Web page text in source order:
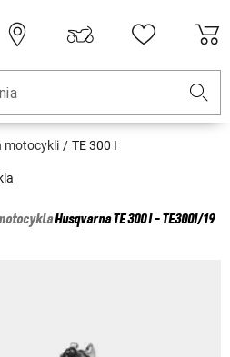
motocykli TE 300 I
HusqvarnaTE 300 I - TE300I/19